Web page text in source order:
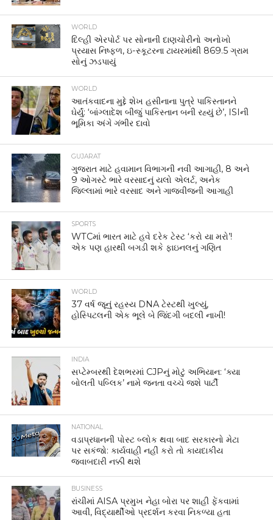
WORLD
દિલ્હી એરપોર્ટ પર સોનાની દાણચોરીનો અનોખો
પ્રયાસ નિષ્ફળ, ઇ-સ્કૂટરના ટાયરમાંથી 869.5 ગ્રામ
સોનું ઝડપાયું
WORLD
આતંકવાદના મુદ્દે શેખ હસીનાના પુત્રે પાકિસ્તાનને
ઘેર્યું: ‘બાંગ્લાદેશ બીજું પાકિસ્તાન બની રહ્યું છે’, ISIની
ભૂમિકા અંગે ગંભીર દાવો
GUJARAT
ગુજરાત માટે હવામાન વિભાગની નવી આગાહી, 8 અને
9 ઓગસ્ટે ભારે વરસાદનું યલો એલર્ટ, અનેક
જિલ્લામાં ભારે વરસાદ અને ગાજવીજની આગાહી
SPORTS
WTCમાં ભારત માટે હવે દરેક ટેસ્ટ ‘કરો યા મરો’!
એક પણ હારથી બગડી શકે ફાઇનલનું ગણિત
WORLD
37 વર્ષ જૂનું રહસ્ય DNA ટેસ્ટથી ખુલ્યું,
હોસ્પિટલની એક ભૂલે બે જિંદગી બદલી નાખી!
INDIA
સપ્ટેમ્બરથી દેશભરમાં CJPનું મોટું અભિયાન: ‘ક્યા
બોલતી પબ્લિક’ નામે જનતા વચ્ચે જશે પાર્ટી
NATIONAL
વડાપ્રધાનની પોસ્ટ બ્લોક થવા બાદ સરકારનો મેટા
પર સકંજો: કાર્યવાહી નહીં કરો તો કાયદાકીય
જવાબદારી નક્કી થશે
BUSINESS
રાંચીમાં AISA પ્રમુખ નેહા બોરા પર શાહી ફેંકવામાં
આવી, વિદ્યાર્થીઓ પ્રદર્શન કરવા નિકળ્યા હતા